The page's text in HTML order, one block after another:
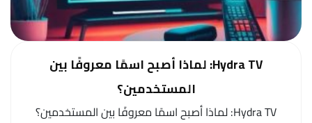
Hydra TV: لماذا أصبح اسمًا معروفًا بين
المستخدمين؟
Hydra TV: لماذا أصبح اسمًا معروفًا بين المستخدمين؟